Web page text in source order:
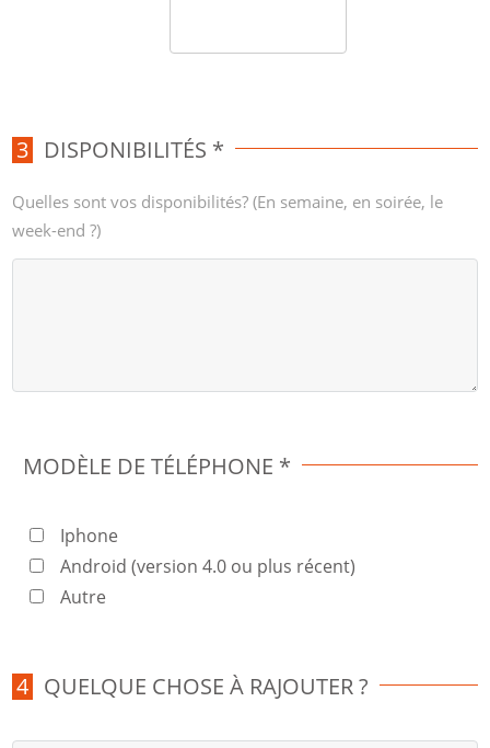
DISPONIBILITÉS *
Quelles sont vos disponibilités? (En semaine, en soirée, le
week-end ?)
MODÈLE DE TÉLÉPHONE *
Iphone
Android (version 4.0 ou plus récent)
Autre
QUELQUE CHOSE À RAJOUTER ?